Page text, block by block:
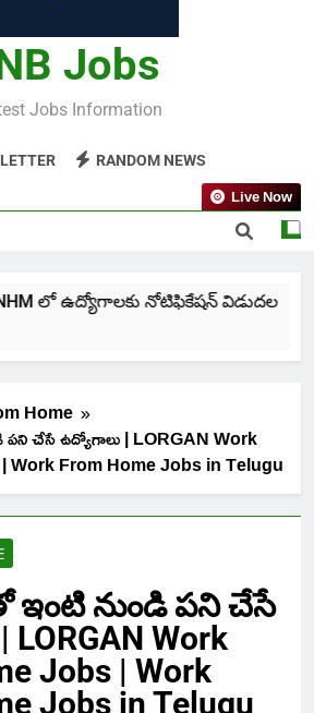
Jobs
Jobs Information
RANDOM NEWS
Live Now
లో ఉద్యోగాలకు నోటిఫికేషన్ విడుదల
Home
పని చేసే ఉద్యోగాలు | LORGAN Work
Work From Home Jobs in Telugu
ఇంటి నుండి పని చేసే
Work
Jobs | Work
Jobs in Telugu